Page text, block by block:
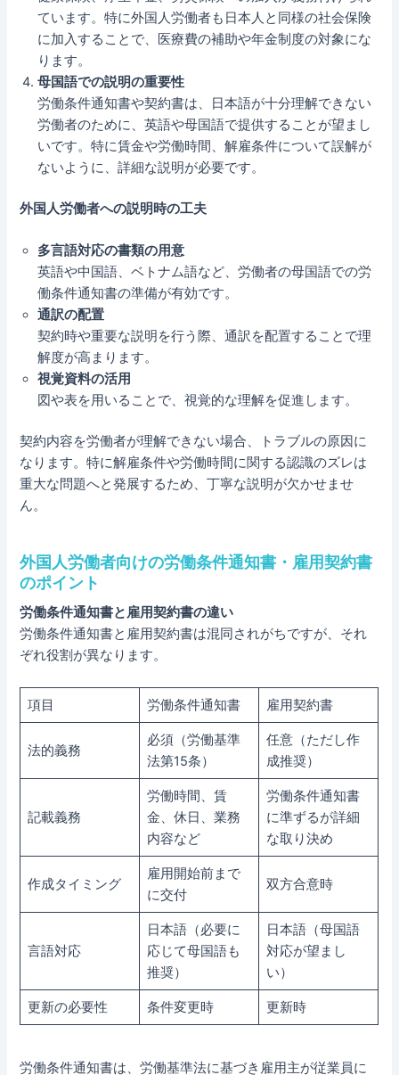
ています。特に外国人労働者も日本人と同様の社会保険
に加入することで、医療費の補助や年金制度の対象にな
ります。
母国語での説明の重要性
労働条件通知書や契約書は、日本語が十分理解できない
労働者のために、英語や母国語で提供することが望まし
いです。特に賃金や労働時間、解雇条件について誤解が
ないように、詳細な説明が必要です。
外国人労働者への説明時の工夫
多言語対応の書類の用意
英語や中国語、ベトナム語など、労働者の母国語での労
働条件通知書の準備が有効です。
通訳の配置
契約時や重要な説明を行う際、通訳を配置することで理
解度が高まります。
視覚資料の活用
図や表を用いることで、視覚的な理解を促進します。
契約内容を労働者が理解できない場合、トラブルの原因に
なります。特に解雇条件や労働時間に関する認識のズレは
重大な問題へと発展するため、丁寧な説明が欠かせませ
ん。
外国人労働者向けの労働条件通知書・雇用契約書
のポイント
労働条件通知書と雇用契約書の違い
労働条件通知書と雇用契約書は混同されがちですが、それ
ぞれ役割が異なります。
項目 労働条件通知書 雇用契約書
法的義務
必須（労働基準
法第15条）
任意（ただし作
成推奨）
記載義務
労働時間、賃
金、休日、業務
内容など
労働条件通知書
に準ずるが詳細
な取り決め
作成タイミング
雇用開始前まで
に交付
双方合意時
言語対応
日本語（必要に
応じて母国語も
推奨）
日本語（母国語
対応が望まし
い）
更新の必要性 条件変更時 更新時
労働条件通知書は、労働基準法に基づき雇用主が従業員に